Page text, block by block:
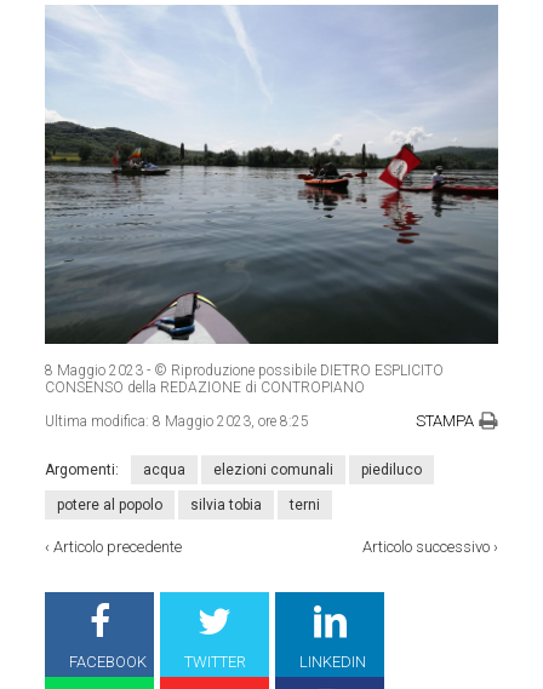
8 Maggio 2023 - © Riproduzione possibile DIETRO ESPLICITO
CONSENSO della REDAZIONE di CONTROPIANO
Ultima modifica:8 Maggio 2023, ore 8:25 STAMPA
Argomenti: acqua elezioni comunali piediluco
potere al popolo silvia tobia terni
‹Articolo precedente Articolo successivo›
FACEBOOK TWITTER LINKEDIN